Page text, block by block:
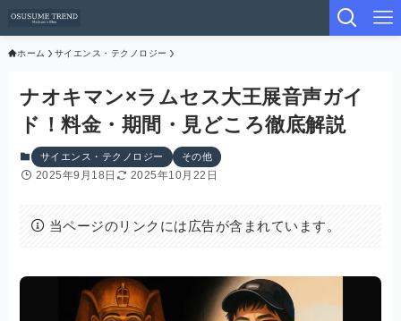
ホーム サイエンス・テクノロジー
ナオキマン×ラムセス大王展音声ガイ
ド！料金・期間・見どころ徹底解説
サイエンス・テクノロジー その他
2025年9月18日 2025年10月22日
当ページのリンクには広告が含まれています。